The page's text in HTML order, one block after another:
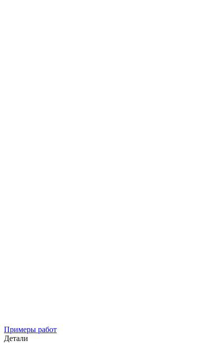
Примеры работ
Детали